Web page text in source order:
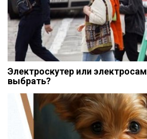
Электроскутер или
выбрать?